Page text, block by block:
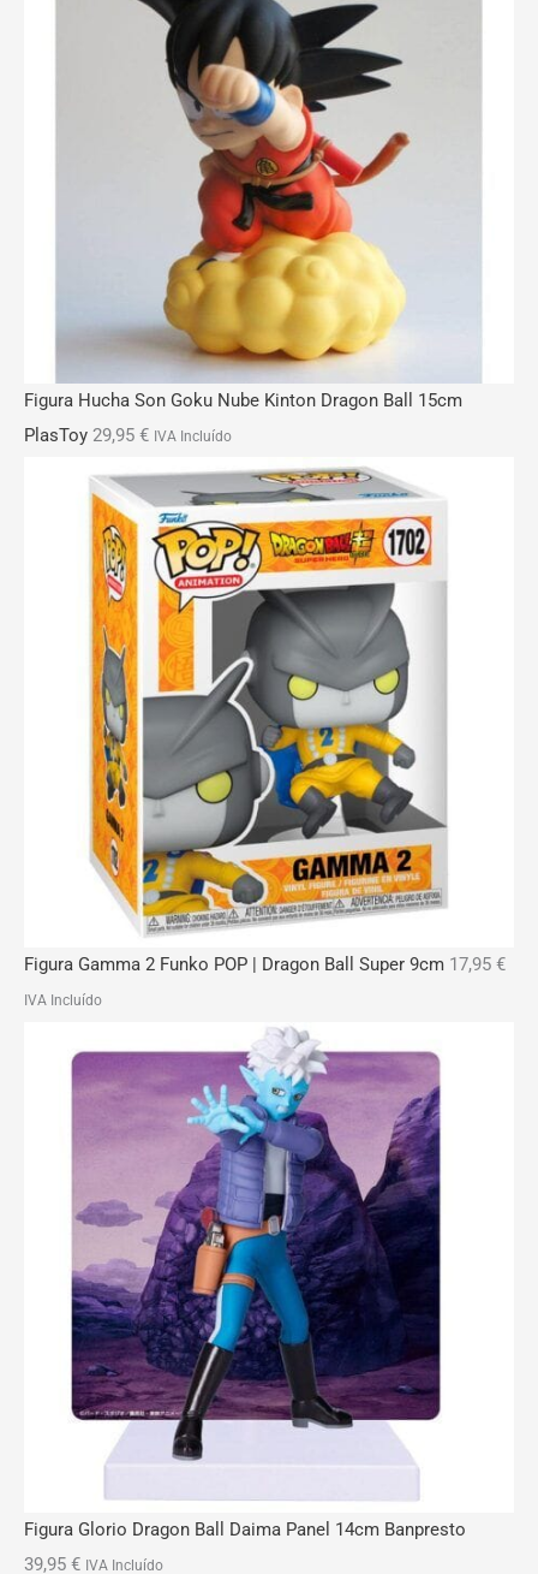
Figura Hucha Son Goku Nube Kinton Dragon Ball 15cm
PlasToy 29,95 € IVA Incluído
Figura Gamma 2 Funko POP | Dragon Ball Super 9cm 17,95 €
IVA Incluído
Figura Glorio Dragon Ball Daima Panel 14cm Banpresto
39,95 € IVA Incluído